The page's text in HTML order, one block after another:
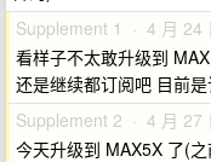
Supplement 1 · 4 月 24
看样子不太敢升级到 MAX
还是继续都订阅吧 目前
Supplement 2 · 4 月 27
今天升级到 MAX5X 了(